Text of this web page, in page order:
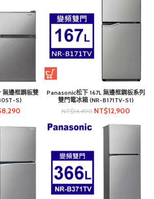
無邊框鋼板雙
S)
8,290
Panasonic松下 167L 無邊框鋼板系列
雙門電冰箱 (NR-B171TV-S1)
NT$14,490 NT$12,900